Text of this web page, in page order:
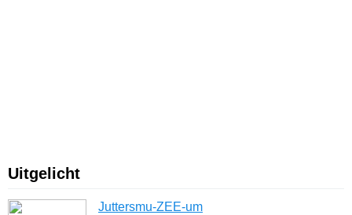
Uitgelicht
Juttersmu-ZEE-um